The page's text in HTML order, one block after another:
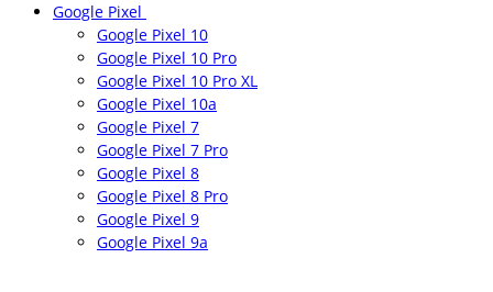
Google Pixel
Google Pixel 10
Google Pixel 10 Pro
Google Pixel 10 Pro XL
Google Pixel 10a
Google Pixel 7
Google Pixel 7 Pro
Google Pixel 8
Google Pixel 8 Pro
Google Pixel 9
Google Pixel 9a